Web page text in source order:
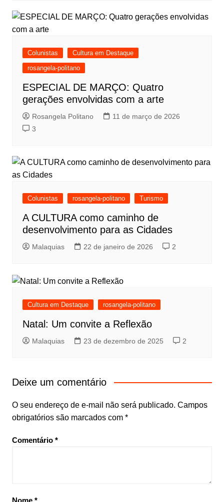
Colunistas
Cultura em Destaque
rosangela-politano
ESPECIAL DE MARÇO: Quatro
gerações envolvidas com a arte
Rosangela Politano
11 de março de 2026
3
Colunistas rosangela-politano Turismo
A CULTURA como caminho de
desenvolvimento para as Cidades
Malaquias 22 de janeiro de 2026 2
Cultura em Destaque rosangela-politano
Natal: Um convite a Reflexão
Malaquias 23 de dezembro de 2025 2
Deixe um comentário
O seu endereço de e-mail não será publicado. Campos
obrigatórios são marcados com *
Comentário *
Nome *